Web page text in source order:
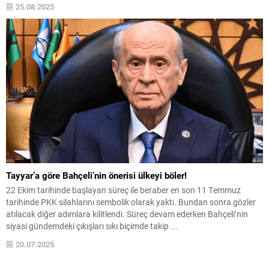
25.08.2025
Tayyar’a göre Bahçeli’nin önerisi ülkeyi böler!
22 Ekim tarihinde başlayan süreç ile beraber en son 11 Temmuz
tarihinde PKK silahlarını sembolik olarak yaktı. Bundan sonra gözler
atılacak diğer adımlara kilitlendi. Süreç devam ederken Bahçeli’nin
siyasi gündemdeki çıkışları sıkı biçimde takip ...
20.07.2025